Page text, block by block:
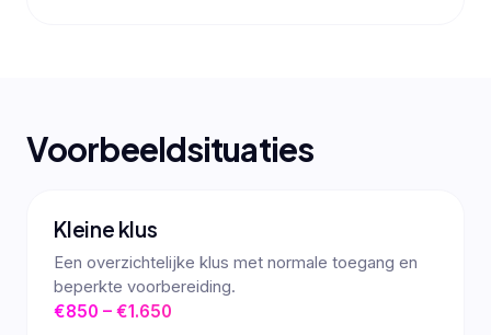
Voorbeeldsituaties
Kleine klus
Een overzichtelijke klus met normale toegang en
beperkte voorbereiding.
€850 – €1.650